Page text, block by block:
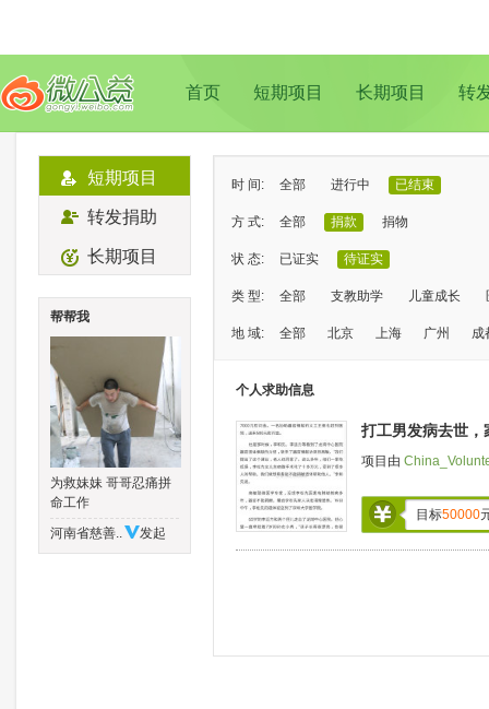
首页 短期项目 长期项目 转
短期项目
转发捐助
长期项目
帮帮我
为救妹妹 哥哥忍痛拼
命工作
河南省慈善..
发起
时 间: 全部 进行中 已结束
方 式: 全部 捐款 捐物
状 态: 已证实 待证实
类 型: 全部 支教助学 儿童成长
地 域: 全部 北京 上海 广州 成
个人求助信息
打工男发病去世
项目由
目标50000